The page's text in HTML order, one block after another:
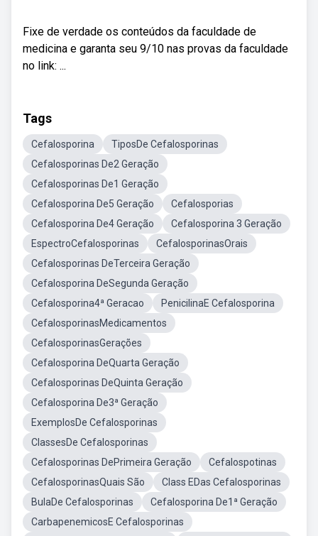
Fixe de verdade os conteúdos da faculdade de
medicina e garanta seu 9/10 nas provas da faculdade
no link: ...
Tags
Cefalosporina
TiposDe Cefalosporinas
Cefalosporinas De2 Geração
Cefalosporinas De1 Geração
Cefalosporina De5 Geração
Cefalosporias
Cefalosporina De4 Geração
Cefalosporina 3 Geração
EspectroCefalosporinas
CefalosporinasOrais
Cefalosporinas DeTerceira Geração
Cefalosporina DeSegunda Geração
Cefalosporina4ª Geracao
PenicilinaE Cefalosporina
CefalosporinasMedicamentos
CefalosporinasGerações
Cefalosporina DeQuarta Geração
Cefalosporinas DeQuinta Geração
Cefalosporina De3ª Geração
ExemplosDe Cefalosporinas
ClassesDe Cefalosporinas
Cefalosporinas DePrimeira Geração
Cefalospotinas
CefalosporinasQuais São
Class EDas Cefalosporinas
BulaDe Cefalosporinas
Cefalosporina De1ª Geração
CarbapenemicosE Cefalosporinas